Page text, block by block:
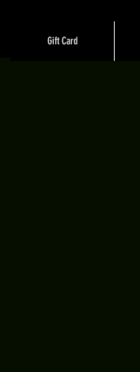
Gift Card